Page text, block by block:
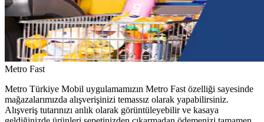
Metro Fast
Metro Türkiye Mobil uygulamamızın Metro Fast özelliği sayesinde
mağazalarımızda alışverişinizi temassız olarak yapabilirsiniz.
Alışveriş tutarınızı anlık olarak görüntüleyebilir ve kasaya